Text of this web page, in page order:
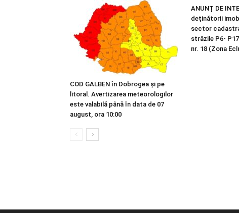
COD GALBEN în Dobrogea și pe
litoral. Avertizarea meteorologilor
este valabilă până în data de 07
august, ora 10:00
ANUNȚ DE
deținătorii
sector
străzile P6-
nr. 18 (Zona